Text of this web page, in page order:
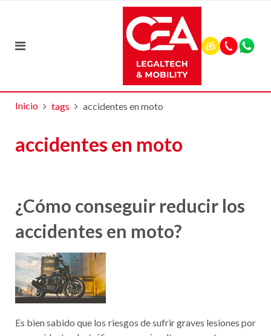
Inicio tags accidentes en moto
accidentes en moto
¿Cómo conseguir reducir los
accidentes en moto?
Es bien sabido que los riesgos de sufrir graves lesiones por